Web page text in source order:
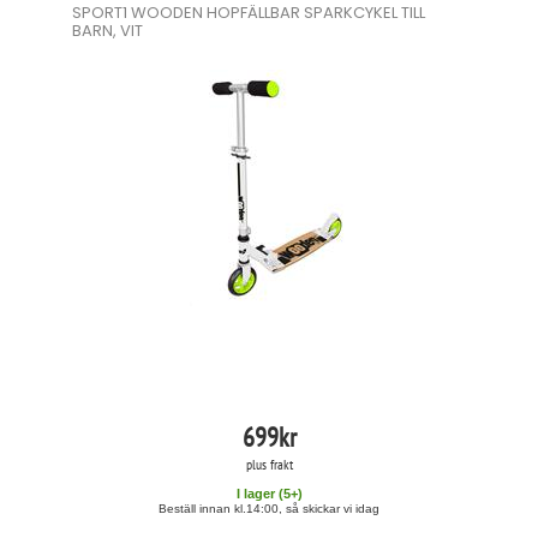
SPORT1 WOODEN HOPFÄLLBAR SPARKCYKEL TILL
BARN, VIT
699kr
plus frakt
I lager (5+)
Beställ innan kl.14:00, så skickar vi idag